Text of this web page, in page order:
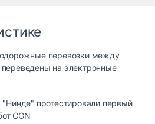
перевозки между
на электронные
протестировали первый
CGN